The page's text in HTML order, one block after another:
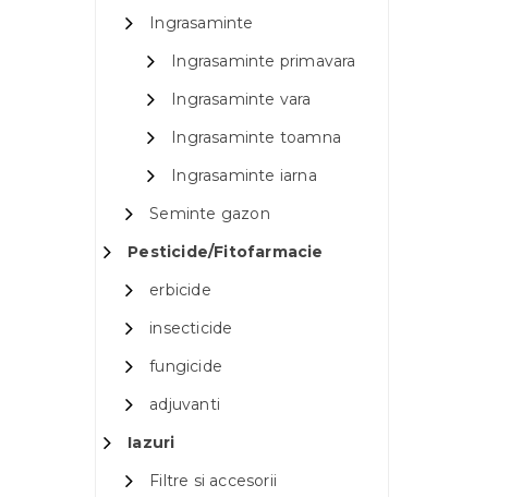
Ingrasaminte
Ingrasaminte primavara
Ingrasaminte vara
Ingrasaminte toamna
Ingrasaminte iarna
Seminte gazon
Pesticide/Fitofarmacie
erbicide
insecticide
fungicide
adjuvanti
Iazuri
Filtre si accesorii